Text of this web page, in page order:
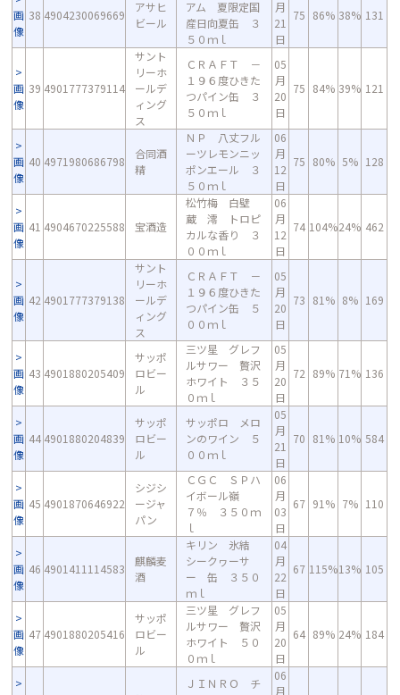
画
像
38 4904230069669
アサヒ
ビール
アム 夏限定国
産日向夏缶 ３
５０ｍｌ
月
21
日
75 86% 38% 131
画
像
39 4901777379114
サント
リーホ
ールデ
ィング
ス
ＣＲＡＦＴ －
１９６度ひきた
つパイン缶 ３
５０ｍｌ
05
月
20
日
75 84% 39% 121
画
像
40 4971980686798
合同酒
精
ＮＰ 八丈フル
ーツレモンニッ
ポンエール ３
５０ｍｌ
06
月
12
日
75 80% 5% 128
画
像
41 4904670225588 宝酒造
松竹梅 白壁
蔵 澪 トロピ
カルな香り ３
００ｍｌ
06
月
12
日
74 104%24% 462
画
像
42 4901777379138
サント
リーホ
ールデ
ィング
ス
ＣＲＡＦＴ －
１９６度ひきた
つパイン缶 ５
００ｍｌ
05
月
20
日
73 81% 8% 169
画
像
43 4901880205409
サッポ
ロビー
ル
三ツ星 グレフ
ルサワー 贅沢
ホワイト ３５
０ｍｌ
05
月
20
日
72 89% 71% 136
画
像
44 4901880204839
サッポ
ロビー
ル
サッポロ メロ
ンのワイン ５
００ｍｌ
05
月
21
日
70 81% 10% 584
画
像
45 4901870646922
シジシ
ージャ
パン
ＣＧＣ ＳＰハ
イボール嶺
７％ ３５０ｍ
ｌ
06
月
03
日
67 91% 7% 110
画
像
46 4901411114583
麒麟麦
酒
キリン 氷結
シークヮーサ
ー 缶 ３５０
ｍｌ
04
月
22
日
67 115%13% 105
画
像
47 4901880205416
サッポ
ロビー
ル
三ツ星 グレフ
ルサワー 贅沢
ホワイト ５０
０ｍｌ
05
月
20
日
64 89% 24% 184
ＪＩＮＲＯ チ
06
月